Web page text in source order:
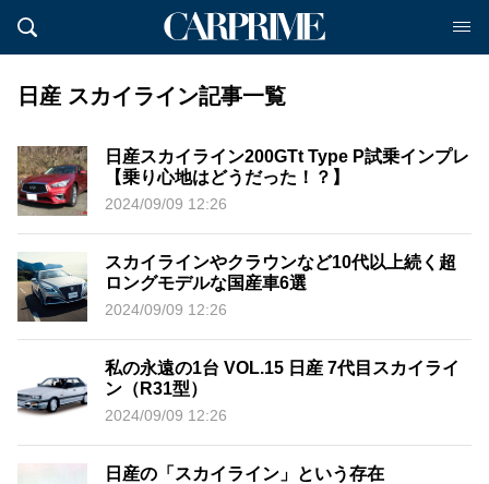
日産 スカイライン記事一覧
日産スカイライン200GTt Type P試乗インプレ
【乗り心地はどうだった！？】
2024/09/09 12:26
スカイラインやクラウンなど10代以上続く超
ロングモデルな国産車6選
2024/09/09 12:26
私の永遠の1台 VOL.15 日産 7代目スカイライ
ン（R31型）
2024/09/09 12:26
日産の「スカイライン」という存在